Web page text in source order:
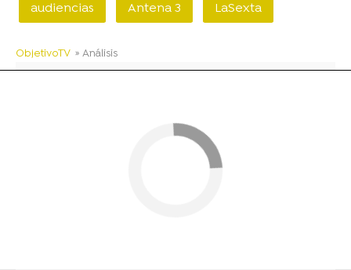
audiencias Antena 3 LaSexta
ObjetivoTV » Análisis